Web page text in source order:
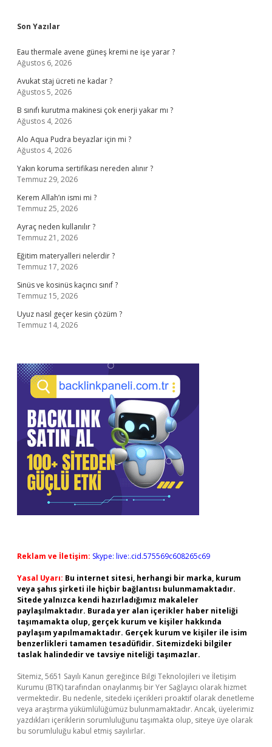
Sidebar
Son Yazılar
Eau thermale avene güneş kremi ne işe yarar ?
Ağustos 6, 2026
Avukat staj ücreti ne kadar ?
Ağustos 5, 2026
B sınıfı kurutma makinesi çok enerji yakar mı ?
Ağustos 4, 2026
Alo Aqua Pudra beyazlar için mi ?
Ağustos 4, 2026
Yakın koruma sertifikası nereden alınır ?
Temmuz 29, 2026
Kerem Allah’ın ismi mi ?
Temmuz 25, 2026
Ayraç neden kullanılır ?
Temmuz 21, 2026
Eğitim materyalleri nelerdir ?
Temmuz 17, 2026
Sinüs ve kosinüs kaçıncı sınıf ?
Temmuz 15, 2026
Uyuz nasıl geçer kesin çözüm ?
Temmuz 14, 2026
Reklam ve İletişim: Skype: live:.cid.575569c608265c69
Yasal Uyarı: Bu internet sitesi, herhangi bir marka, kurum
veya şahıs şirketi ile hiçbir bağlantısı bulunmamaktadır.
Sitede yalnızca kendi hazırladığımız makaleler
paylaşılmaktadır. Burada yer alan içerikler haber niteliği
taşımamakta olup, gerçek kurum ve kişiler hakkında
paylaşım yapılmamaktadır. Gerçek kurum ve kişiler ile isim
benzerlikleri tamamen tesadüfidir. Sitemizdeki bilgiler
taslak halindedir ve tavsiye niteliği taşımazlar.
Sitemiz, 5651 Sayılı Kanun gereğince Bilgi Teknolojileri ve İletişim
Kurumu (BTK) tarafından onaylanmış bir Yer Sağlayıcı olarak hizmet
vermektedir. Bu nedenle, sitedeki içerikleri proaktif olarak denetleme
veya araştırma yükümlülüğümüz bulunmamaktadır. Ancak, üyelerimiz
yazdıkları içeriklerin sorumluluğunu taşımakta olup, siteye üye olarak
bu sorumluluğu kabul etmiş sayılırlar.